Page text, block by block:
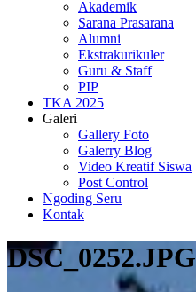
Akademik
Sarana Prasarana
Alumni
Ekstrakurikuler
Guru & Staff
PIP
TKA 2025
Galeri
Gallery Foto
Galerry Blog
Video Kreatif Siswa
Post Control
Ngoding Seru
Kontak
DSC_0252.JPG